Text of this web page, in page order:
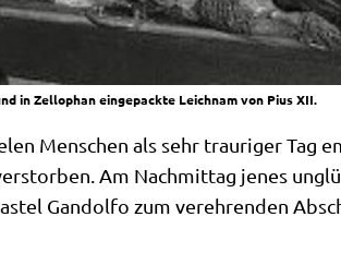
in Zellophan eingepackte Leichnam von Pius XII.
Men­schen als sehr trau­ri­ger Tag
Am Nach­mit­tag jenes
Gan­dol­fo zum ver­eh­ren­den